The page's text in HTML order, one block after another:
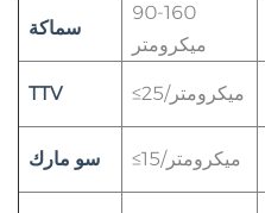
سماكة
90-160
ميكرومتر
TTV ≤25/ميكرومتر
سو مارك ≤15/ميكرومتر